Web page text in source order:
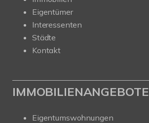
Eigentümer
Interessenten
Städte
Kontakt
IMMOBILIENANGEBOTE
Eigentumswohnungen